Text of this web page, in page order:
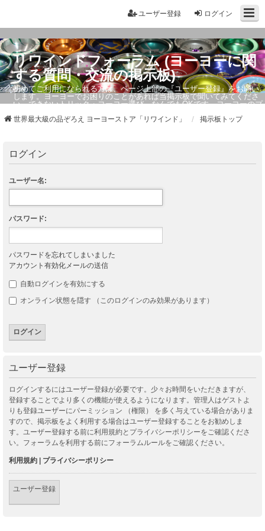
ログイン
ユーザー登録
リワインドフォーラム (ヨーヨーに関
する質問・交流の掲示板)
初めてご利用になられる方は、ページ上部の『ユーザー登録』をお願い
します。ヨーヨーでお困りのことがあれば当掲示板で聞いてみてくださ
い。できないトリック・ヨーヨー選び、なんでもOKです。ヨーヨーのプ
世界最大級の品ぞろえ ヨーヨーストア「リワインド」 掲示板トップ
ログイン
ユーザー名:
パスワード:
パスワードを忘れてしまいました
アカウント有効化メールの送信
自動ログインを有効にする
オンライン状態を隠す （このログインのみ効果があります）
ユーザー登録
ログインするにはユーザー登録が必要です。少々お時間をいただきますが、
登録することでより多くの機能が使えるようになります。管理人はゲストよ
りも登録ユーザーにパーミッション （権限） を多く与えている場合がありま
すので、掲示板をよく利用する場合はユーザー登録することをお勧めしま
す。ユーザー登録する前に利用規約とプライバシーポリシーをご確認くださ
い。フォーラムを利用する前にフォーラムルールをご確認ください。
利用規約 | プライバシーポリシー
ユーザー登録